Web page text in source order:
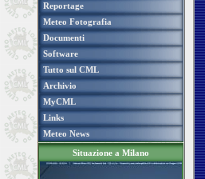
Reportage
Meteo Fotografia
Documenti
Software
Tutto sul CML
Archivio
MyCML
Links
Meteo News
Situazione a Milano